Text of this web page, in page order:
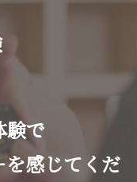
験で
を感じてくだ